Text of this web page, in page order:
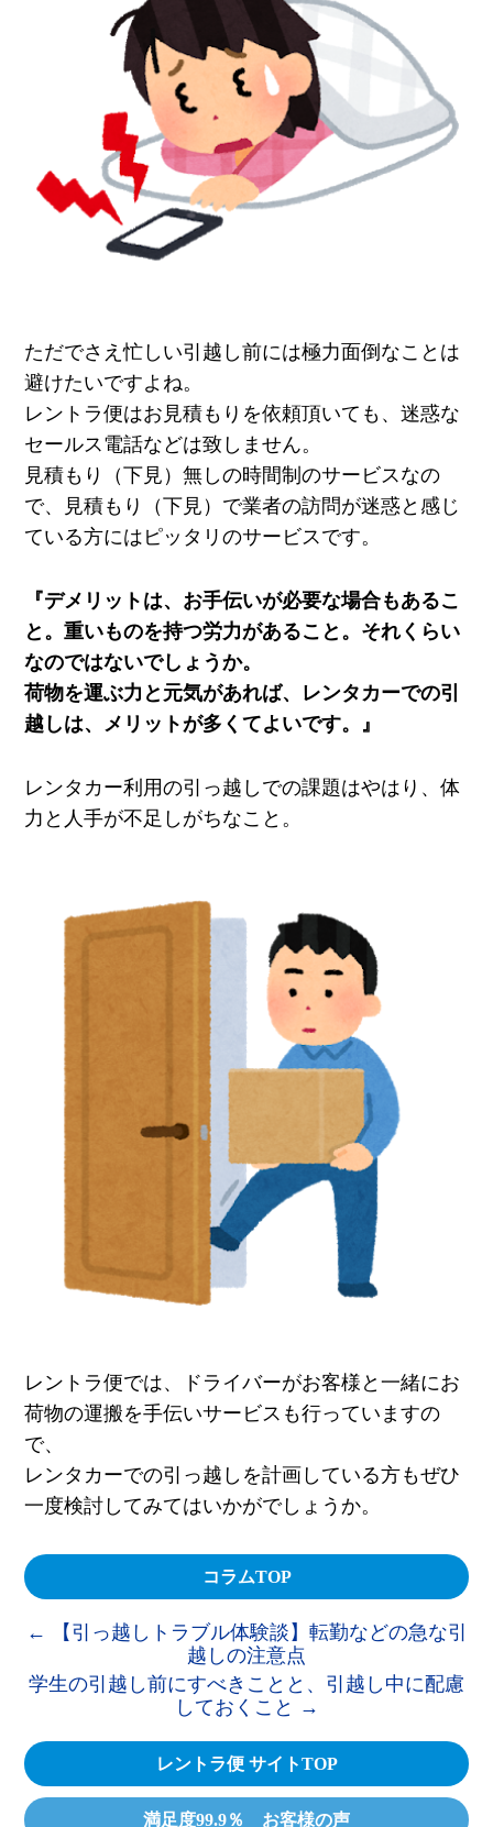
ただでさえ忙しい引越し前には極力面倒なことは
避けたいですよね。
レントラ便はお見積もりを依頼頂いても、迷惑な
セールス電話などは致しません。
見積もり（下見）無しの時間制のサービスなの
で、見積もり（下見）で業者の訪問が迷惑と感じ
ている方にはピッタリのサービスです。
『デメリットは、お手伝いが必要な場合もあるこ
と。重いものを持つ労力があること。それくらい
なのではないでしょうか。
荷物を運ぶ力と元気があれば、レンタカーでの引
越しは、メリットが多くてよいです。』
レンタカー利用の引っ越しでの課題はやはり、体
力と人手が不足しがちなこと。
レントラ便では、ドライバーがお客様と一緒にお
荷物の運搬を手伝いサービスも行っていますの
で、
レンタカーでの引っ越しを計画している方もぜひ
一度検討してみてはいかがでしょうか。
コラムTOP
←
【引っ越しトラブル体験談】転勤などの急な引
越しの注意点
学生の引越し前にすべきことと、引越し中に配慮
しておくこと →
レントラ便 サイトTOP
満足度99.9％ お客様の声